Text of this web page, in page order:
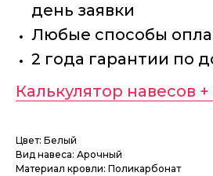
день заявки
Любые способы
2 года гарантии по
Калькулятор навесов
Цвет: Белый
Вид навеса: Арочный
Материал кровли: Поликарбонат